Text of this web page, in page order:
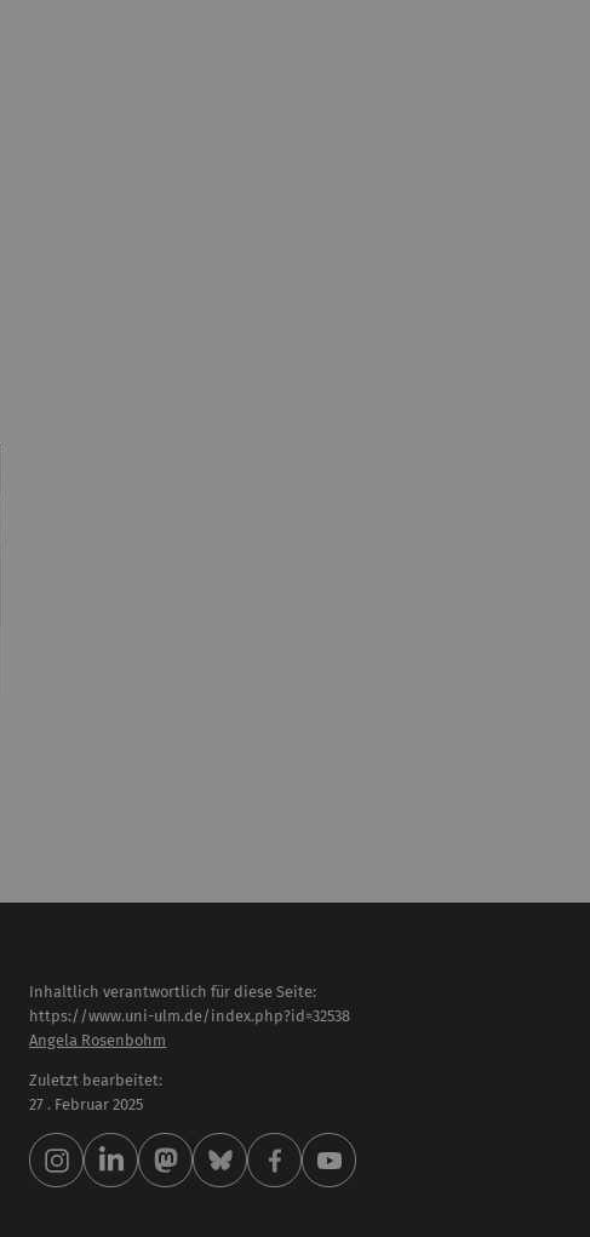
Inhaltlich verantwortlich für diese Seite:
https://www.uni-ulm.de/index.php?id=32538
Angela Rosenbohm
Zuletzt bearbeitet:
27 . Februar 2025